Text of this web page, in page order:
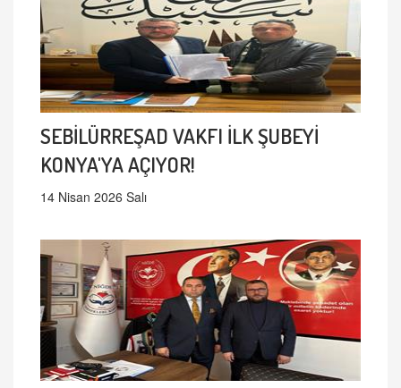
SEBİLÜRREŞAD VAKFI İLK ŞUBEYİ
KONYA'YA AÇIYOR!
14 Nisan 2026 Salı